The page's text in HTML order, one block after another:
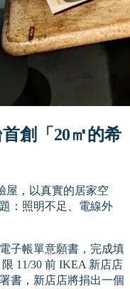
創「20㎡的希
屋，以真實的居家空
：照明不足、電線外
子帳單意願書，完成填
11/30 前 IKEA 新店店
書，新店店將捐出一個